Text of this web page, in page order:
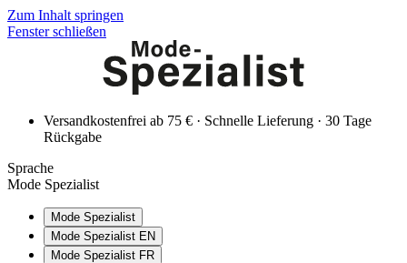
Zum Inhalt springen
Fenster schließen
Versandkostenfrei ab 75 € · Schnelle Lieferung · 30 Tage
Rückgabe
Sprache
Mode Spezialist
Mode Spezialist
Mode Spezialist EN
Mode Spezialist FR